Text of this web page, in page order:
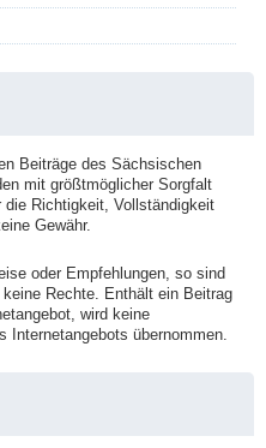
Beiträge des Sächsischen
mit größtmöglicher Sorgfalt
Richtigkeit, Vollständigkeit
Gewähr.
oder Empfehlungen, so sind
Rechte. Enthält ein Beitrag
wird keine
Internetangebots übernommen.